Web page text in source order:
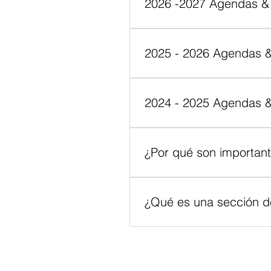
2026 -2027 Agendas
2025 - 2026 Agendas
2024 - 2025 Agendas
¿Por qué son
preguntas comunes sobre
¿Qué es una sección